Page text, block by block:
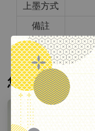
上墨方式
備註
您可能也喜歡